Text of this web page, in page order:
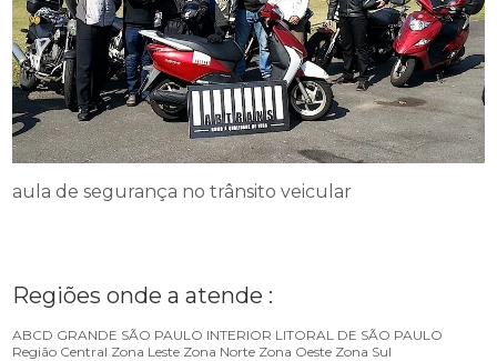
aula de segurança no trânsito veicular
Regiões onde a atende :
ABCD GRANDE SÃO PAULO INTERIOR LITORAL DE SÃO PAULO
Região Central Zona Leste Zona Norte Zona Oeste Zona Sul